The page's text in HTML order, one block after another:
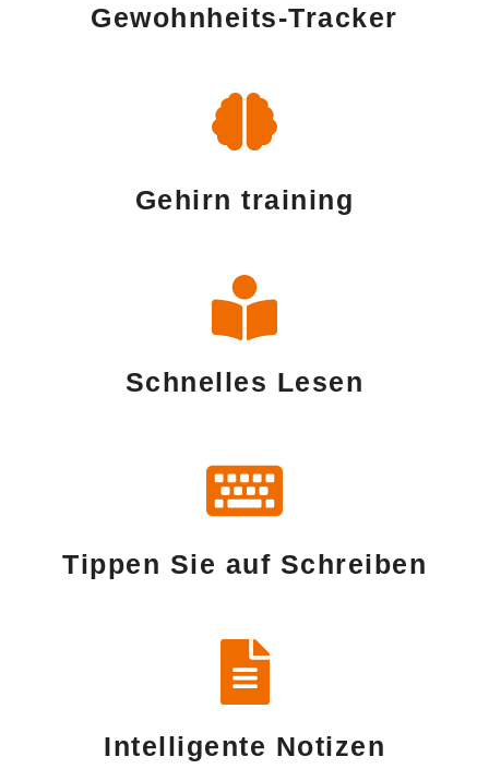
Gewohnheits-Tracker
Gehirn training
Schnelles Lesen
Tippen Sie auf Schreiben
Intelligente Notizen